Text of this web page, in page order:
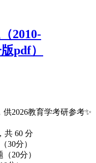
2010-
pdf）
2026教育学考研参考✨
共 60 分
30分）
20分）